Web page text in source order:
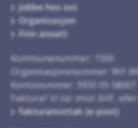
Jobbe hos oss
Organisasjon
Finn ansatt
Kommunenummer: 1505
Organisasjonsnummer: 991
Kontonummer: 3930 05 58007
Faktura? Vi tar imot EHF,
fakturamottak (e-post)